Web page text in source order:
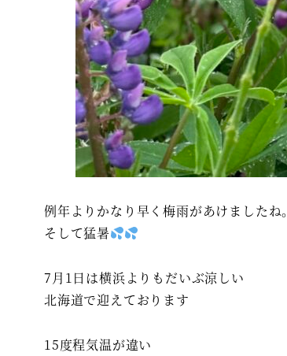
例年よりかなり早く梅雨があけましたね。
そして猛暑
7月1日は横浜よりもだいぶ涼しい
北海道で迎えております
15度程気温が違い